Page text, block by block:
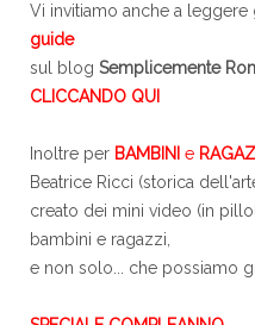
Vi invitiamo anche a leggere
guide
sul blog Semplicemente
CLICCANDO QUI
Inoltre per BAMBINI e
Beatrice Ricci (storica
creato dei mini video (in
bambini e ragazzi,
e non solo... che possiamo